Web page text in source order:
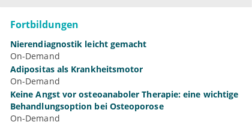
Fortbildungen
Nierendiagnostik leicht gemacht
On-Demand
Adipositas als Krankheitsmotor
On-Demand
Keine Angst vor osteoanaboler Therapie: eine wichtige
Behandlungsoption bei Osteoporose
On-Demand